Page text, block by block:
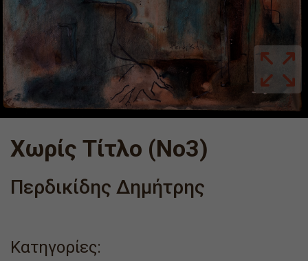
Χωρίς Τίτλο (Νο3)
Περδικίδης Δημήτρης
Κατηγορίες: